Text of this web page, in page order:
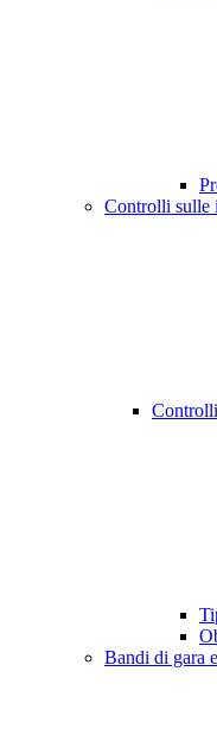
Controlli sulle
Bandi di gara